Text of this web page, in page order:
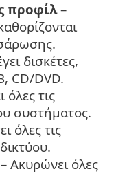
προφίλ–
δισκέτες,
CD/DVD.
όλες τις
συστήματος.
όλες τις
– Ακυρώνει όλες